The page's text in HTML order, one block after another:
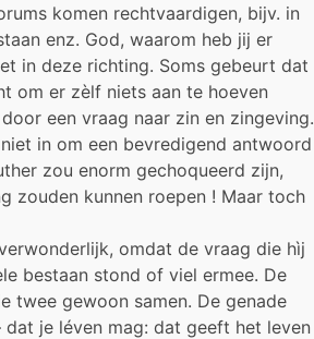
komen rechtvaardigen, bijv. in
enz. God, waarom heb jij er
in deze richting. Soms gebeurt dat
om er zèlf niets aan te hoeven
een vraag naar zin en zingeving.
in om een bevredigend antwoord
zou enorm gechoqueerd zijn,
zouden kunnen roepen ! Maar toch
omdat de vraag die hìj
bestaan stond of viel ermee. De
twee gewoon samen. De genade
je léven mag: dat geeft het leven